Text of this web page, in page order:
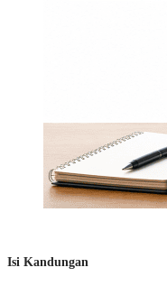
Isi Kandungan